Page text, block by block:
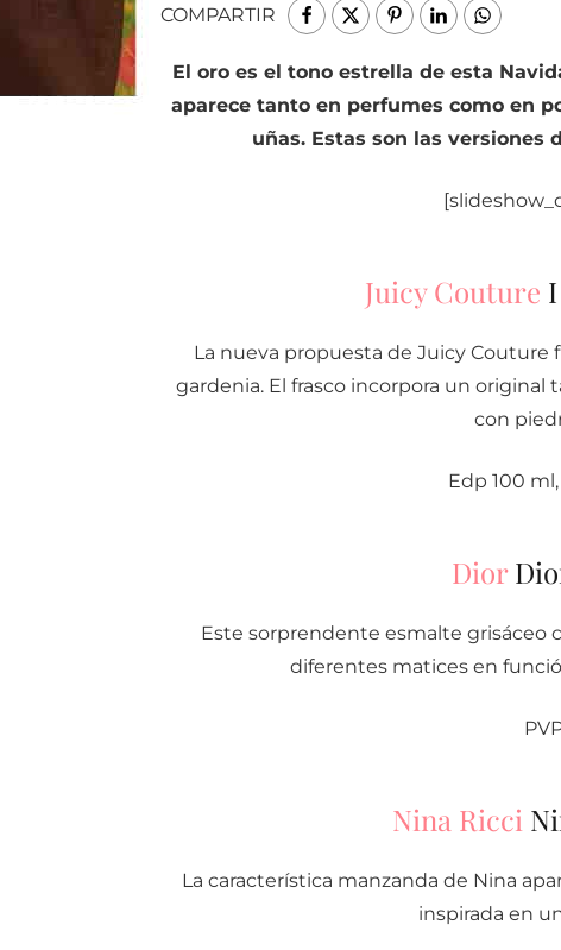
COMPARTIR
El oro es el tono estrella de esta
aparece tanto en perfumes como en
uñas. Estas son las versiones
Juicy Couture
La nueva propuesta de Juicy Couture
gardenia. El frasco incorpora un
con
Edp 100 ml,
Dior
Este sorprendente esmalte grisáceo
diferentes matices en
Nina Ricci
La característica manzanda de Nina
inspirada en